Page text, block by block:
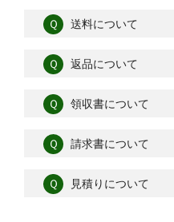
Ｑ 送料について
Ｑ 返品について
Ｑ 領収書について
Ｑ 請求書について
Ｑ 見積りについて